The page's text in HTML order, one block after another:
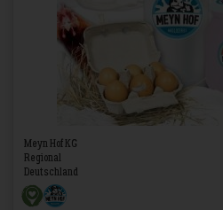
Meyn Hof KG
Regional
Deutschland